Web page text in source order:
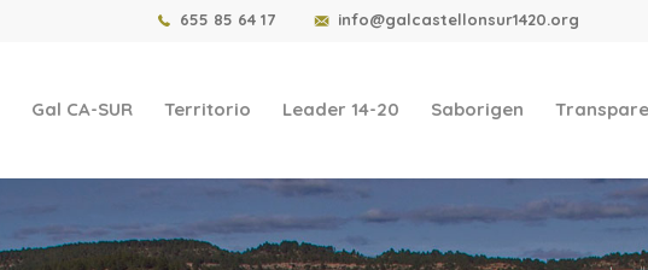
655 85 64 17 info@galcastellonsur1420.org
Gal CA-SUR Territorio Leader 14-20 Saborigen